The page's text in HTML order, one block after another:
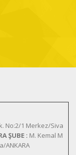
No:2/1 Merkez/Siva
ŞUBE : M. Kemal M
ANKARA